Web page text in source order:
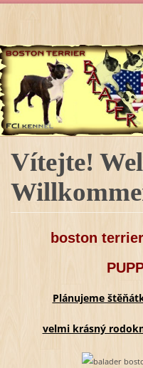
Vítejte!
boston
Plánujeme
velmi krásný